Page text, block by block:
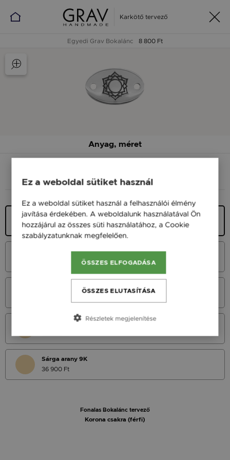
Karkötő tervező
Egyedi Grav Bokalánc 8 800 Ft
Anyag, méret
ANYAG (SZÍN) MÉRET
Ezüst 925
11 900 Ft
Fehér Arany 14K
Vörös Arany 14K
Sárga Arany 14K
Sárga arany 9K
36 900 Ft
Fonalas Bokalánc tervező
Korona csakra (férfi)
Ez a weboldal sütiket használ
Ez a weboldal sütiket használ a felhasználói élmény
javítása érdekében. A weboldalunk használatával Ön
hozzájárul az összes süti használatához, a Cookie
szabályzatunknak megfelelően.
ÖSSZES ELFOGADÁSA
ÖSSZES ELUTASÍTÁSA
Részletek megjelenítése